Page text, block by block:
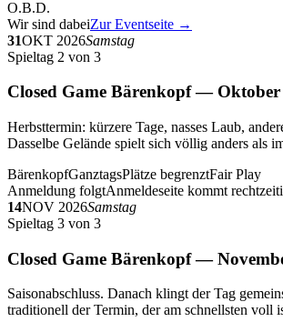
O.B.D.
Wir sind dabeiZur Eventseite →
31OKT 2026Samstag
Spieltag 2 von 3
Closed Game Bärenkopf — Oktober
Herbsttermin: kürzere Tage, nasses Laub,
Dasselbe Gelände spielt sich völlig anders als
BärenkopfGanztagsPlätze begrenztFair Play
Anmeldung folgtAnmeldeseite kommt
14NOV 2026Samstag
Spieltag 3 von 3
Closed Game Bärenkopf —
Saisonabschluss. Danach klingt der Tag
traditionell der Termin, der am schnellsten voll